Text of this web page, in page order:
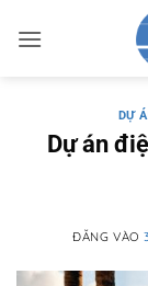
qua
DỰ
Dự án
ĐĂNG VÀO